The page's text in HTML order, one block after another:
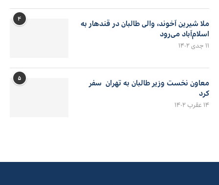
۴
ملا شیرین آخوند، والی طالبان در قندهار به
اسلام‌آباد می‌رود
۱۱ جدی ۱۴۰۲
۵
معاون نخست وزیر طالبان به تهران سفر
کرد
۱۴ عقرب ۱۴۰۲